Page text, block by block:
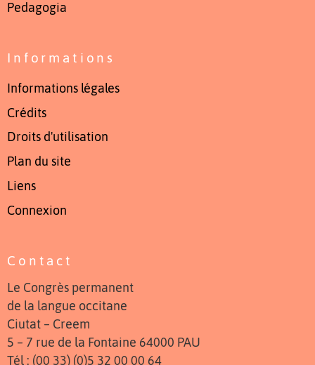
Pedagogia
Informations
Informations légales
Crédits
Droits d'utilisation
Plan du site
Liens
Connexion
Contact
Le Congrès permanent
de la langue occitane
Ciutat – Creem
5 – 7 rue de la Fontaine 64000 PAU
Tél : (00 33) (0)5 32 00 00 64